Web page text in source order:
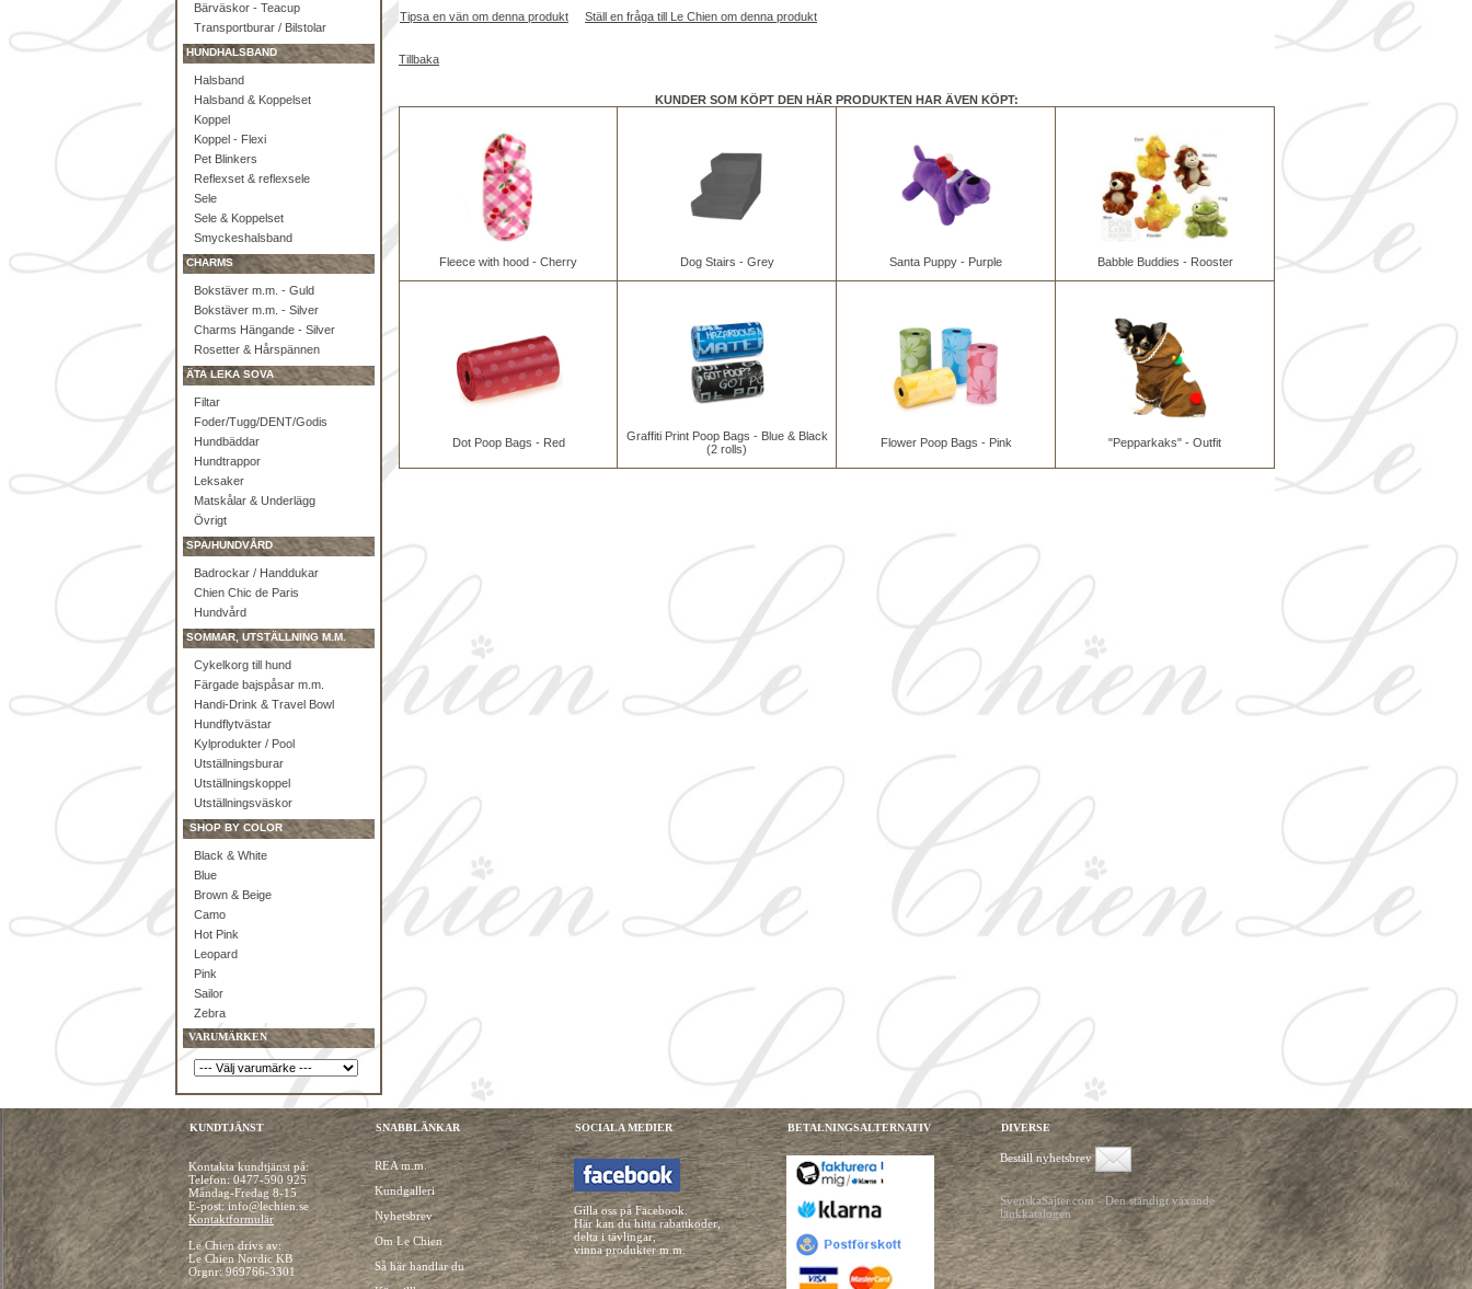
Bärväskor - Teacup
Transportburar / Bilstolar
HUNDHALSBAND
Halsband
Halsband & Koppelset
Koppel
Koppel - Flexi
Pet Blinkers
Reflexset & reflexsele
Sele
Sele & Koppelset
Smyckeshalsband
CHARMS
Bokstäver m.m. - Guld
Bokstäver m.m. - Silver
Charms Hängande - Silver
Rosetter & Hårspännen
ÄTA LEKA SOVA
Filtar
Foder/Tugg/DENT/Godis
Hundbäddar
Hundtrappor
Leksaker
Matskålar & Underlägg
Övrigt
SPA/HUNDVÅRD
Badrockar / Handdukar
Chien Chic de Paris
Hundvård
SOMMAR, UTSTÄLLNING M.M.
Cykelkorg till hund
Färgade bajspåsar m.m.
Handi-Drink & Travel Bowl
Hundflytvästar
Kylprodukter / Pool
Utställningsburar
Utställningskoppel
Utställningsväskor
SHOP BY COLOR
Black & White
Blue
Brown & Beige
Camo
Hot Pink
Leopard
Pink
Sailor
Zebra
VARUMÄRKEN
Tipsa en vän om denna produkt Ställ en fråga till Le Chien om denna produkt
Tillbaka
KUNDER SOM KÖPT DEN HÄR PRODUKTEN HAR ÄVEN KÖPT:
Fleece with hood - Cherry Dog Stairs - Grey Santa Puppy - Purple Babble Buddies - Rooster
Dot Poop Bags - Red
Graffiti Print Poop Bags - Blue & Black
(2 rolls)
Flower Poop Bags - Pink "Pepparkaks" - Outfit
KUNDTJÄNST
Kontakta kundtjänst på:
Telefon: 0477-590 925
Måndag-Fredag 8-15
E-post: info@lechien.se
Kontaktformulär
Le Chien drivs av:
Le Chien Nordic KB
Orgnr: 969766-3301
SNABBLÄNKAR
REA m.m.
Kundgalleri
Nyhetsbrev
Om Le Chien
Så här handlar du
SOCIALA MEDIER
Gilla oss på Facebook.
Här kan du hitta rabattkoder,
delta i tävlingar,
vinna produkter m.m.
BETALNINGSALTERNATIV DIVERSE
Beställ nyhetsbrev
SvenskaSajter.com - Den ständigt växande
länkkatalogen